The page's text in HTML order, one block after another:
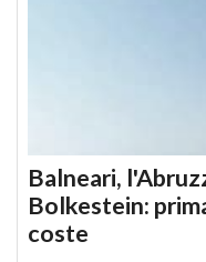
Balneari,
Bolkestein:
coste